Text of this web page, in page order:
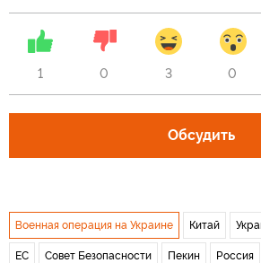
1 0 3 0
Обсудить
Военная операция на Украине Китай
ЕС Совет Безопасности Пекин Россия